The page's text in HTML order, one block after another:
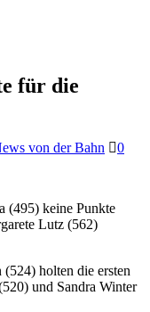
für die
von der Bahn 0
(495) keine Punkte
Lutz (562)
holten die ersten
und Sandra Winter